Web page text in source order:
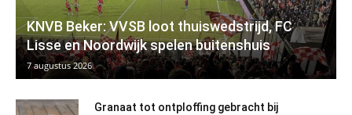
KNVB Beker: VVSB loot thuiswedstrijd, FC
Lisse en Noordwijk spelen buitenshuis
7 augustus 2026
Granaat tot ontploffing gebracht bij